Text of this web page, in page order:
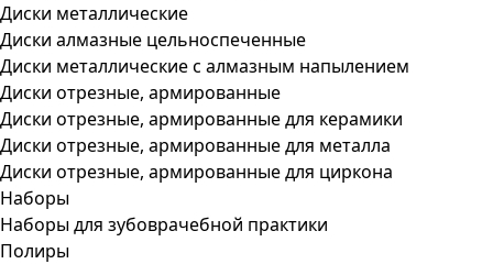
Диски металлические
Диски алмазные цельноспеченные
Диски металлические с алмазным напылением
Диски отрезные, армированные
Диски отрезные, армированные для керамики
Диски отрезные, армированные для металла
Диски отрезные, армированные для циркона
Наборы
Наборы для зубоврачебной практики
Полиры